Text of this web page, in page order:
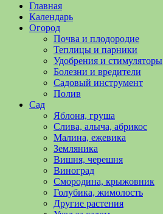
Садоводство
Огородничество
Садоводство
огородничество
полезные
уходу
овощами,
растениями
Поможем
обустройстве
Главная
Календарь
Огород
Почва и плодородие
Теплицы и парники
Удобрения и стимуляторы
Болезни и вредители
Садовый инструмент
Полив
Сад
Яблоня, груша
Слива, алыча, абрикос
Малина, ежевика
Земляника
Вишня, черешня
Виноград
Смородина, крыжовник
Голубика, жимолость
Другие растения